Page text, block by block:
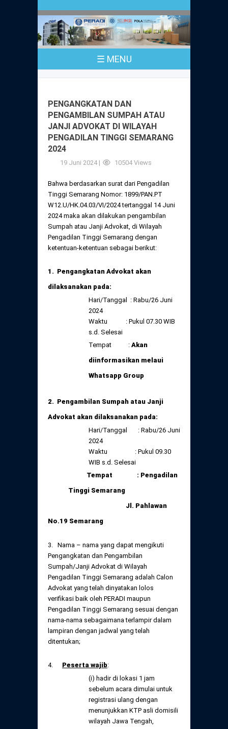
☰ MENU
Sejarah
Pusat Bantuan Hukum
Peraturan
Anggaran Dasar
Peraturan Perpindahan Domisili Anggota
Perubahan Peraturan Perpindahan Domisili
Anggota
PKPA
UPA
Magang
Pengangkatan & Pengambilan Sumpah
Pengumuman
Dewan Kehormatan
Dewan Kehormatan Pusat
Peraturan Pelaksanaan
Daftar Perkara Dewan Kehormatan Pusat
Komisi Pengawas
Komisi Pengawas Pusat
Komisi Pengawas Daerah
Peraturan Pelaksanaan
Certificate of Good Standing (COGS)
PENGANGKATAN DAN
PENGAMBILAN SUMPAH ATAU
JANJI ADVOKAT DI WILAYAH
PENGADILAN TINGGI SEMARANG
2024
19 Juni 2024 | 10504 Views
Bahwa berdasarkan surat dari Pengadilan
Tinggi Semarang Nomor: 1899/PAN.PT
W12.U/HK.04.03/VI/2024 tertanggal 14 Juni
2024 maka akan dilakukan pengambilan
Sumpah atau Janji Advokat, di Wilayah
Pengadilan Tinggi Semarang dengan
ketentuan-ketentuan sebagai berikut:
1. Pengangkatan Advokat akan
dilaksanakan pada:
Hari/Tanggal : Rabu/26 Juni
2024
Waktu : Pukul 07.30 WIB
s.d. Selesai
Tempat : Akan
diinformasikan melaui
Whatsapp Group
2. Pengambilan Sumpah atau Janji
Advokat akan dilaksanakan pada:
Hari/Tanggal : Rabu/26 Juni
2024
Waktu : Pukul 09.30
WIB s.d. Selesai
Tempat : Pengadilan
Tinggi Semarang
Jl. Pahlawan
No.19 Semarang
3. Nama – nama yang dapat mengikuti
Pengangkatan dan Pengambilan
Sumpah/Janji Advokat di Wilayah
Pengadilan Tinggi Semarang adalah Calon
Advokat yang telah dinyatakan lolos
verifikasi baik oleh PERADI maupun
Pengadilan Tinggi Semarang sesuai dengan
nama-nama sebagaimana terlampir dalam
lampiran dengan jadwal yang telah
ditentukan;
4. Peserta wajib:
(i) hadir di lokasi 1 jam
sebelum acara dimulai untuk
registrasi ulang dengan
menunjukkan KTP asli domisili
wilayah Jawa Tengah,